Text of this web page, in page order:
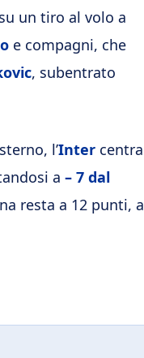
un tiro al volo a
e compagni, che
, subentrato
l’Inter centra
a – 7 dal
resta a 12 punti, a